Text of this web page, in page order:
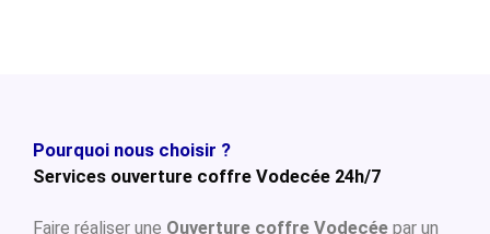
Pourquoi nous choisir ?
Services ouverture coffre Vodecée 24h/7
Faire réaliser une Ouverture coffre Vodecée par un